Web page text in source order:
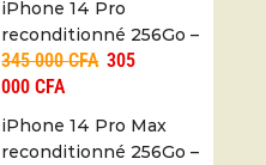
iPhone 14 Pro
reconditionné 256Go –
USA – 3200mAh – 01
mois
345 000CFA 305
000CFA
iPhone 14 Pro Max
reconditionné 256Go –